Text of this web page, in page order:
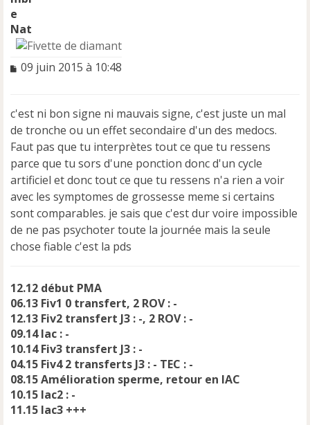
Nat
M
a
g
e
n
o
n
l
u
09 juin 2015 à 10:48
c'est ni bon signe ni mauvais signe, c'est juste un mal
de tronche ou un effet secondaire d'un des medocs.
Faut pas que tu interprètes tout ce que tu ressens
parce que tu sors d'une ponction donc d'un cycle
artificiel et donc tout ce que tu ressens n'a rien a voir
avec les symptomes de grossesse meme si certains
sont comparables. je sais que c'est dur voire impossible
de ne pas psychoter toute la journée mais la seule
chose fiable c'est la pds
12.12 début PMA
06.13 Fiv1 0 transfert, 2 ROV : -
12.13 Fiv2 transfert J3 : -, 2 ROV : -
09.14 Iac : -
10.14 Fiv3 transfert J3 : -
04.15 Fiv4 2 transferts J3 : - TEC : -
08.15 Amélioration sperme, retour en IAC
10.15 Iac2 : -
11.15 Iac3 +++